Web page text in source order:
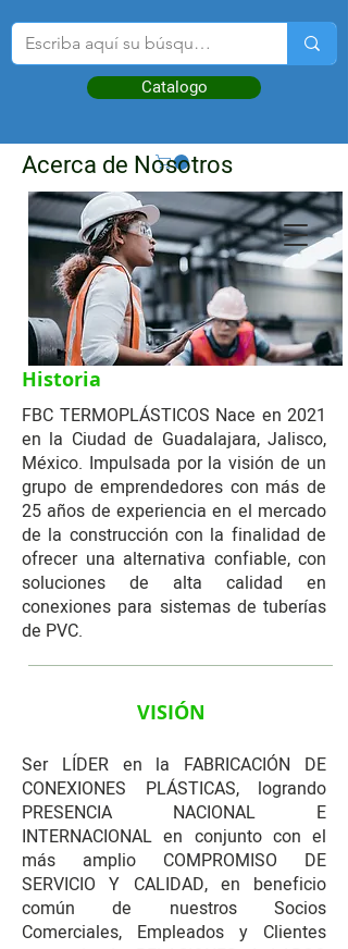
Catalogo
Acerca de Nosotros
Historia
FBC TERMOPLÁSTICOS Nace en 2021
en la Ciudad de Guadalajara, Jalisco,
México. Impulsada por la visión de un
grupo de emprendedores con más de
25 años de experiencia en el mercado
de la construcción con la finalidad de
ofrecer una alternativa confiable, con
soluciones de alta calidad en
conexiones para sistemas de tuberías
de PVC.
VISIÓN
Ser LÍDER en la FABRICACIÓN DE
CONEXIONES PLÁSTICAS, logrando
PRESENCIA NACIONAL E
INTERNACIONAL en conjunto con el
más amplio COMPROMISO DE
SERVICIO Y CALIDAD, en beneficio
común de nuestros Socios
Comerciales, Empleados y Clientes